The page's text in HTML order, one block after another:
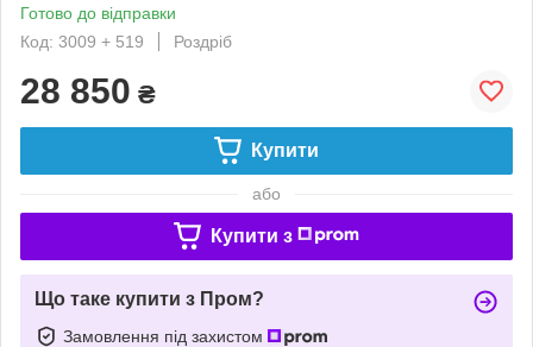
Готово до відправки
Код: 3009 + 519
Роздріб
28 850 ₴
Купити
або
Купити з
Що таке купити з Пром?
Замовлення під захистом